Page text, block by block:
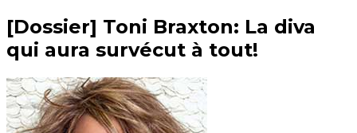
[Dossier] Toni Braxton: La diva
qui aura survécut à tout!